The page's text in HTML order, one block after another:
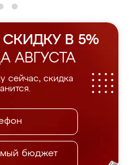
В 5%
АВГУСТА
сейчас, скидка
бюджет